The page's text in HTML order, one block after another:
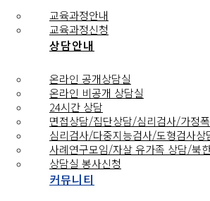
교육과정안내
교육과정신청
상담안내
온라인 공개상담실
온라인 비공개 상담실
24시간 상담
면접상담/집단상담/심리검사/가정
심리검사/다중지능검사/도형검사상
사례연구모임/자살 유가족 상담/북
상담실 봉사신청
커뮤니티
공지사항
2026 자살예방
강사 양성 교육
서서울생명의전화
| 2026.03.24 |
추천 0 |
4947
제 39기
카운슬링대학
교육생 모집 안내